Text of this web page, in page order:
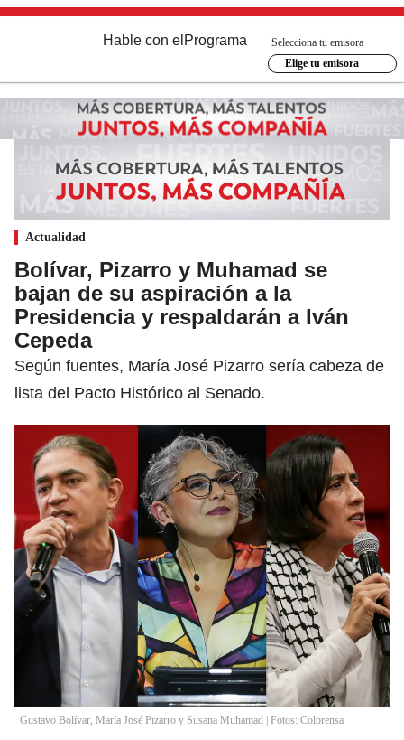
Hable con el Programa
Selecciona tu emisora
Elige tu emisora
Actualidad
Bolívar, Pizarro y Muhamad se
bajan de su aspiración a la
Presidencia y respaldarán a Iván
Cepeda
Según fuentes, María José Pizarro sería cabeza de
lista del Pacto Histórico al Senado.
Gustavo Bolívar, María José Pizarro y Susana Muhamad | Fotos: Colprensa